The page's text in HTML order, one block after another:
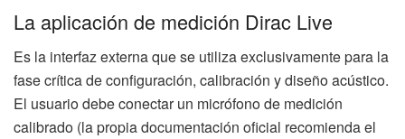
La aplicación de medición Dirac Live
Es la interfaz externa que se utiliza exclusivamente para la
fase crítica de configuración, calibración y diseño acústico.
El usuario debe conectar un micrófono de medición
calibrado (la propia documentación oficial recomienda el